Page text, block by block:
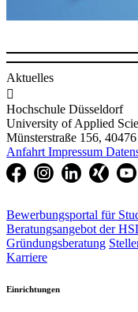
Aktuelles

Hochschule Düsseldorf
University of Applied
Münsterstraße 156,
Anfahrt Impressum
Bewerbungsportal für
Beratungsangebot der
Gründungsberatung
Karriere
Einrichtungen